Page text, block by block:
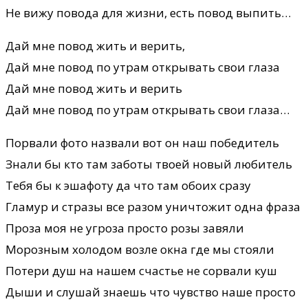
Не вижу повода для жизни, есть повод выпить…
Дай мне повод жить и верить,
Дай мне повод по утрам открывать свои глаза
Дай мне повод жить и верить
Дай мне повод по утрам открывать свои глаза…
Порвали фото назвали вот он наш победитель
Знали бы кто там заботы твоей новый любитель
Тебя бы к эшафоту да что там обоих сразу
Гламур и стразы все разом уничтожит одна фраза
Проза моя не угроза просто розы завяли
Морозным холодом возле окна где мы стояли
Потери душ на нашем счастье не сорвали куш
Дыши и слушай знаешь что чувство наше просто